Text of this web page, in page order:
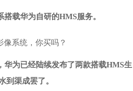
载华为自研的HMS服务。
华为已经陆续发布了两款搭载HMS生
到渠成罢了。